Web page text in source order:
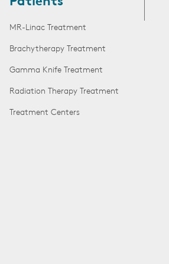
MR-Linac Treatment
Brachytherapy Treatment
Gamma Knife Treatment
Radiation Therapy Treatment
Treatment Centers